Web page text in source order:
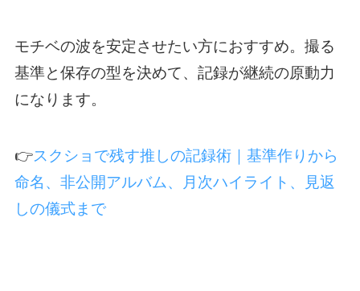
モチベの波を安定させたい方におすすめ。撮る
基準と保存の型を決めて、記録が継続の原動力
になります。
👉スクショで残す推しの記録術｜基準作りから
命名、非公開アルバム、月次ハイライト、見返
しの儀式まで